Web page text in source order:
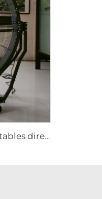
ventilateurs industriels 2m portables direction ajustable haut et bas type ventilation entrepôt